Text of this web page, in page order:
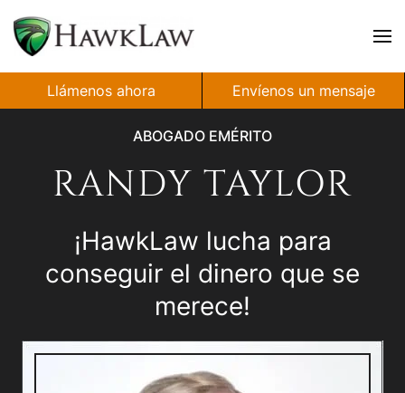
Ir al contenido principal
Llámenos ahora Envíenos un mensaje
ABOGADO EMÉRITO
RANDY TAYLOR
¡HawkLaw lucha para
conseguir el dinero que se
merece!